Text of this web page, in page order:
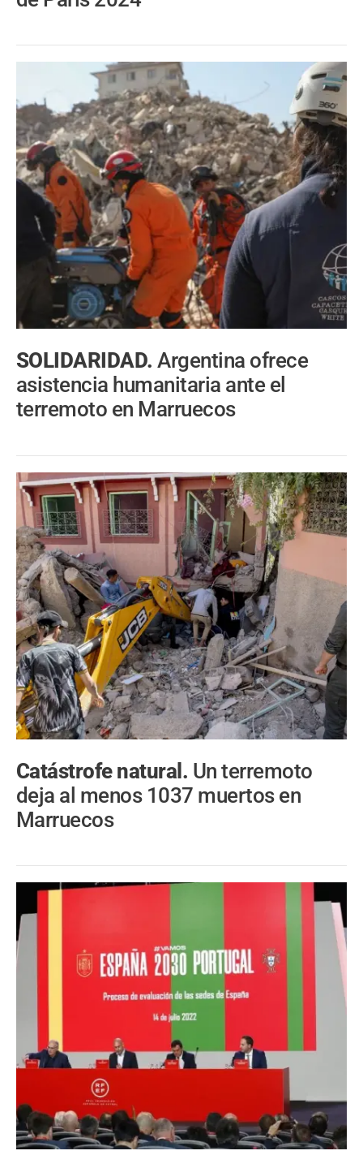
SOLIDARIDAD.Argentina ofrece
asistencia humanitaria ante el
terremoto en Marruecos
Catástrofe natural. Un terremoto
deja al menos 1037 muertos en
Marruecos